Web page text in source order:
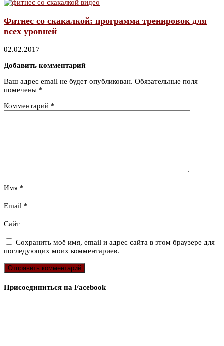
Фитнес со скакалкой: программа тренировок для
всех уровней
02.02.2017
Добавить комментарий
Ваш адрес email не будет опубликован. Обязательные поля
помечены *
Комментарий *
Имя *
Email *
Сайт
Сохранить моё имя, email и адрес сайта в этом браузере для
последующих моих комментариев.
Присоединиться на Facebook